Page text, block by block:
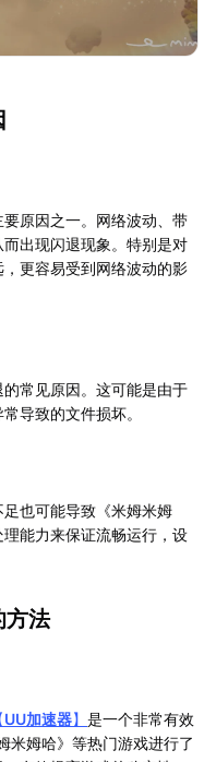
原因之一。网络波动、带
出现闪退现象。特别是对
更容易受到网络波动的影
常见原因。这可能是由于
导致的文件损坏。
也可能导致《米姆米姆
能力来保证流畅运行，设
方法
UU加速器】 是一个非常有效
米姆哈》等热门游戏进行了